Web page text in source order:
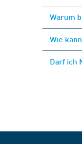
Warum
Wie
Darf ich